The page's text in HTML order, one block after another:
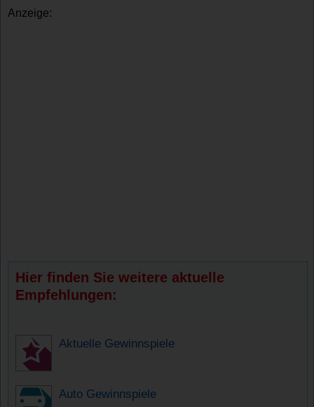
Anzeige:
Hier finden Sie weitere aktuelle
Empfehlungen:
Aktuelle Gewinnspiele
Auto Gewinnspiele